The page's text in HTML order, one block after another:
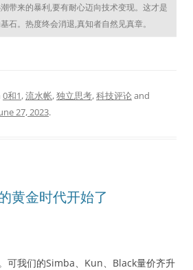
带来的暴利,要有耐心迈向技术变现。这才是
石。热度终会消退,真知者自然见真章。
0和1,流水帐,独立思考,科技评论and
27, 2023.
黄金时代开始了
我们的Simba、Kun、Black量价齐升